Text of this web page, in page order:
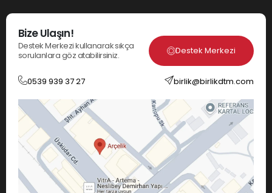
Bize Ulaşın!
Destek Merkezi kullanarak sıkça
sorulanlara göz atabilirsiniz.
Destek Merkezi
0539 939 37 27 birlik@birlikdtm.com